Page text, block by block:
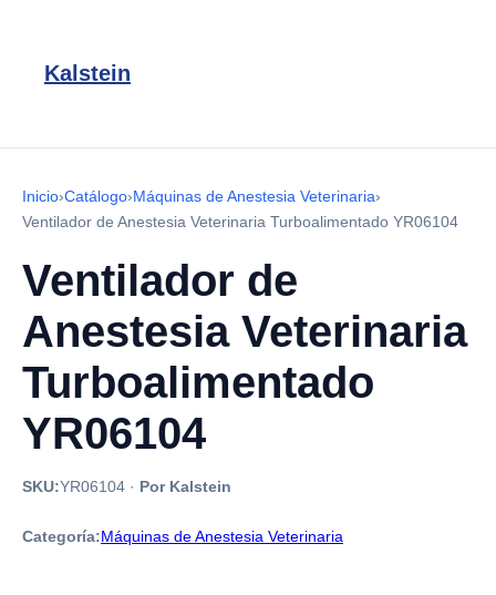
Kalstein
Inicio›Catálogo›Máquinas de Anestesia Veterinaria›
Ventilador de Anestesia Veterinaria Turboalimentado YR06104
Ventilador de
Anestesia Veterinaria
Turboalimentado
YR06104
SKU:YR06104 · Por Kalstein
Categoría:Máquinas de Anestesia Veterinaria